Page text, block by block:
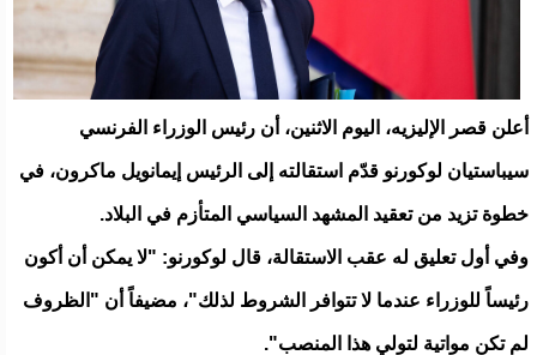
أعلن قصر الإليزيه، اليوم الاثنين، أن رئيس الوزراء الفرنسي
سيباستيان لوكورنو قدّم استقالته إلى الرئيس إيمانويل ماكرون، في
خطوة تزيد من تعقيد المشهد السياسي المتأزم في البلاد.
وفي أول تعليق له عقب الاستقالة، قال لوكورنو: "لا يمكن أن أكون
رئيساً للوزراء عندما لا تتوافر الشروط لذلك"، مضيفاً أن "الظروف
لم تكن مواتية لتولي هذا المنصب".